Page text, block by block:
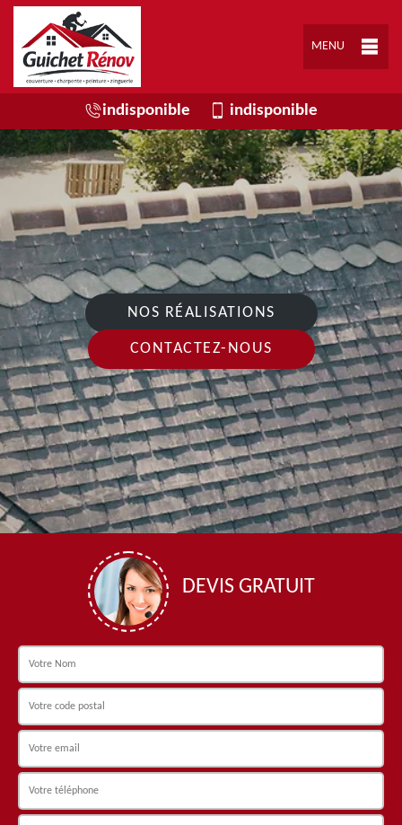
MENU
indisponible indisponible
NOS RÉALISATIONS
CONTACTEZ-NOUS
DEVIS GRATUIT